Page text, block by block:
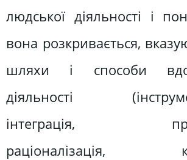
людської діяльності і
вона розкривається,
шляхи і способи
діяльності
інтеграція,
раціоналізація,